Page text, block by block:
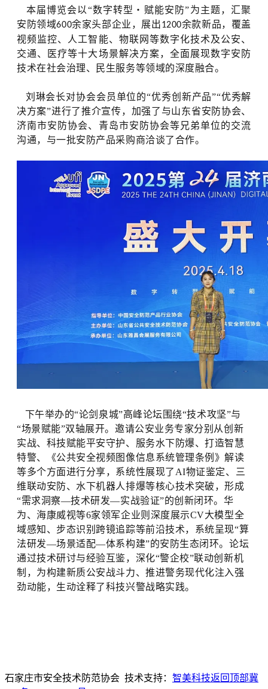
本届博览会以 “数字转型・赋能安防”为主题，汇聚
安防领域600余家头部企业，展出1200余款新品，覆盖
视频监控、人工智能、物联网等数字化技术及公安、
交通、医疗等十大场景解决方案，全面展现数字安防
技术在社会治理、民生服务等领域的深度融合。
刘琳会长对协会会员单位的“优秀创新产品”“优秀解
决方案”进行了推介宣传，加强了与山东省安防协会、
济南市安防协会、青岛市安防协会等兄弟单位的交流
沟通， 与一批安防产品采购商洽谈了合作。
下午举办的“论剑泉城”高峰论坛围绕“技术攻坚”与
“场景赋能”双轴展开。邀请公安业务专家分别从创新
实战、科技赋能平安守护、服务水下防爆、打造智慧
特警、《公共安全视频图像信息系统管理条例》解读
等多个方面进行分享，系统性展现了AI物证鉴定、三
维联动安防、水下机器人排爆等核心技术突破，形成
“需求洞察—技术研发—实战验证”的创新闭环。华
为、海康威视等6家领军企业则深度展示CV大模型全
域感知、步态识别跨镜追踪等前沿技术，系统呈现“算
法研发—场景适配—体系构建”的安防生态闭环。论坛
通过技术研讨与经验互鉴，深化“警企校”联动创新机
制，为构建新质公安战斗力、推进警务现代化注入强
劲动能，生动诠释了科技兴警战略实践。
石家庄市安全技术防范协会 技术支持： 智美科技返回顶部冀